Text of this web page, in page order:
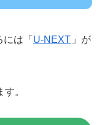
は「 U-NEXT 」が
。